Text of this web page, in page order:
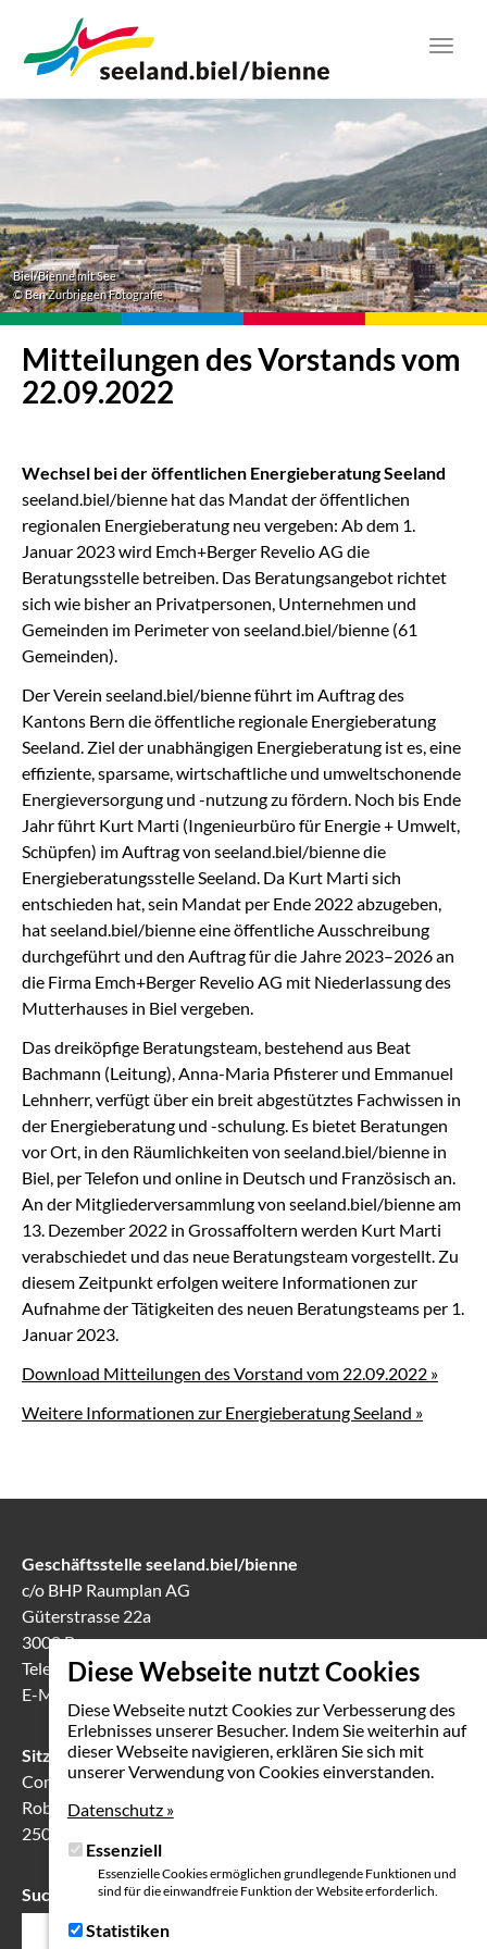
Diese Webseite nutzt Cookies
Diese Webseite nutzt Cookies zur Verbesserung des
Erlebnisses unserer Besucher. Indem Sie weiterhin auf
dieser Webseite navigieren, erklären Sie sich mit
unserer Verwendung von Cookies einverstanden.
Datenschutz »
Essenziell
Essenzielle Cookies ermöglichen grundlegende Funktionen und
sind für die einwandfreie Funktion der Website erforderlich.
Statistiken
Hauptinhalt
springen
Toggle
Biel/Bienne mit See
© Ben Zurbriggen Fotografie
Mitteilungen des Vorstands vom
22.09.2022
Wechsel bei der öffentlichen Energieberatung Seeland
seeland.biel/bienne hat das Mandat der öffentlichen
regionalen Energieberatung neu vergeben: Ab dem 1.
Januar 2023 wird Emch+Berger Revelio AG die
Beratungsstelle betreiben. Das Beratungsangebot richtet
sich wie bisher an Privatpersonen, Unternehmen und
Gemeinden im Perimeter von seeland.biel/bienne (61
Gemeinden).
Der Verein seeland.biel/bienne führt im Auftrag des
Kantons Bern die öffentliche regionale Energieberatung
Seeland. Ziel der unabhängigen Energieberatung ist es, eine
effiziente, sparsame, wirtschaftliche und umweltschonende
Energieversorgung und -nutzung zu fördern. Noch bis Ende
Jahr führt Kurt Marti (Ingenieurbüro für Energie + Umwelt,
Schüpfen) im Auftrag von seeland.biel/bienne die
Energieberatungsstelle Seeland. Da Kurt Marti sich
entschieden hat, sein Mandat per Ende 2022 abzugeben,
hat seeland.biel/bienne eine öffentliche Ausschreibung
durchgeführt und den Auftrag für die Jahre 2023–2026 an
die Firma Emch+Berger Revelio AG mit Niederlassung des
Mutterhauses in Biel vergeben.
Das dreiköpfige Beratungsteam, bestehend aus Beat
Bachmann (Leitung), Anna-Maria Pfisterer und Emmanuel
Lehnherr, verfügt über ein breit abgestütztes Fachwissen in
der Energieberatung und -schulung. Es bietet Beratungen
vor Ort, in den Räumlichkeiten von seeland.biel/bienne in
Biel, per Telefon und online in Deutsch und Französisch an.
An der Mitgliederversammlung von seeland.biel/bienne am
13. Dezember 2022 in Grossaffoltern werden Kurt Marti
verabschiedet und das neue Beratungsteam vorgestellt. Zu
diesem Zeitpunkt erfolgen weitere Informationen zur
Aufnahme der Tätigkeiten des neuen Beratungsteams per 1.
Januar 2023.
Download Mitteilungen des Vorstand vom 22.09.2022 »
Weitere Informationen zur Energieberatung Seeland »
Geschäftsstelle seeland.biel/bienne
c/o BHP Raumplan AG
Güterstrasse 22a
3008 Bern
Telefon031 388 60 60
E-Mail
Sitzungslokal in Biel
Communication Center
Robert-Walser-Platz 7
2503 Biel
Suchfeld
Suche